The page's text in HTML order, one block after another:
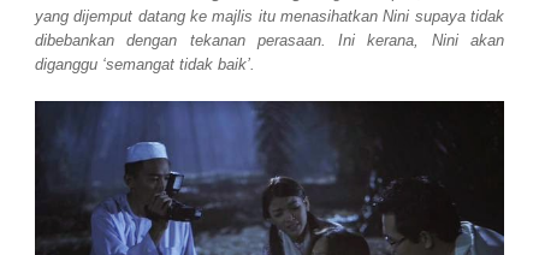
yang dijemput datang ke majlis itu menasihatkan Nini supaya tidak
dibebankan dengan tekanan perasaan. Ini kerana, Nini akan
diganggu ‘semangat tidak baik’.